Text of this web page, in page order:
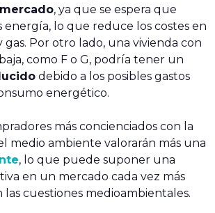
, ya que se espera que
energía, lo que reduce los costes en
Por otro lado, una vivienda con
como F o G, podría tener un
debido a los posibles gastos
energético.
más concienciados con la
medio ambiente valorarán más una
, lo que puede suponer una
en un mercado cada vez más
las cuestiones medioambientales.